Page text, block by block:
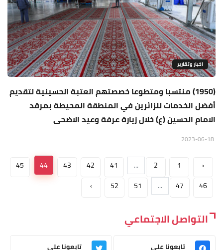
اخبار وتقارير
(1950) منتسبا ومتطوعا خصصتهم العتبة الحسينية لتقديم
أفضل الخدمات للزائرين في المنطقة المحيطة بمرقد
الامام الحسين (ع) خلال زيارة عرفة وعيد الاضحى
‹
1
2
...
41
42
43
44
45
46
47
...
51
52
›
التواصل الاجتماعي
تابعونا على تابعونا على